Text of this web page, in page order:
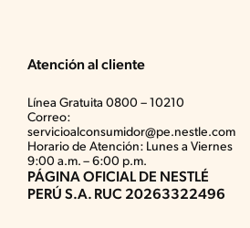
Atención al cliente
Línea Gratuita 0800 – 10210
Correo:
servicioalconsumidor@pe.nestle.com
Horario de Atención: Lunes a Viernes
9:00 a.m. – 6:00 p.m.
PÁGINA OFICIAL DE NESTLÉ
PERÚ S.A. RUC 20263322496